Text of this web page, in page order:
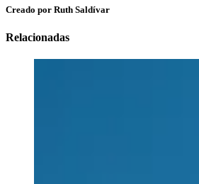
Creado por Ruth Saldívar
Relacionadas